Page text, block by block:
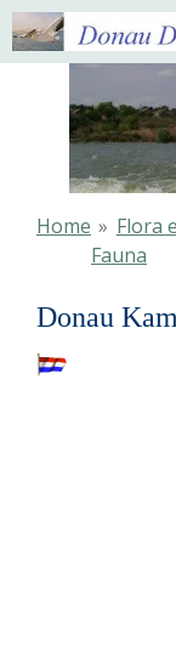
Ga
direct
hoofdinhoud
Home » Flora
Fauna
Donau